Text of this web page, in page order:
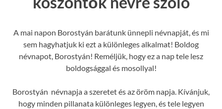
A mai napon Borostyán barátunk ünnepli névnapját, és mi
sem hagyhatjuk ki ezt a különleges alkalmat! Boldog
névnapot, Borostyán! Reméljük, hogy ez a nap tele lesz
boldogsággal és mosollyal!
Borostyán névnapja a szeretet és az öröm napja. Kívánjuk,
hogy minden pillanata különleges legyen, és tele legyen